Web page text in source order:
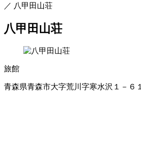
／ 八甲田山荘
八甲田山荘
旅館
青森県青森市大字荒川字寒水沢１－６１